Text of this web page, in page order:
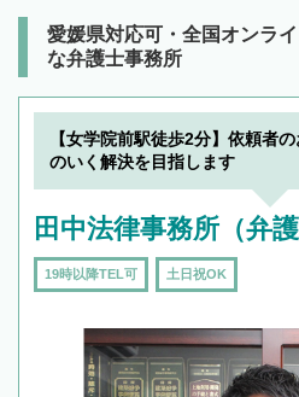
愛媛県対応可・全国オンラ
な弁護士事務所
【女学院前駅徒歩2分】依頼者
のいく解決を目指します
田中法律事務所（弁
19時以降TEL可 土日祝OK